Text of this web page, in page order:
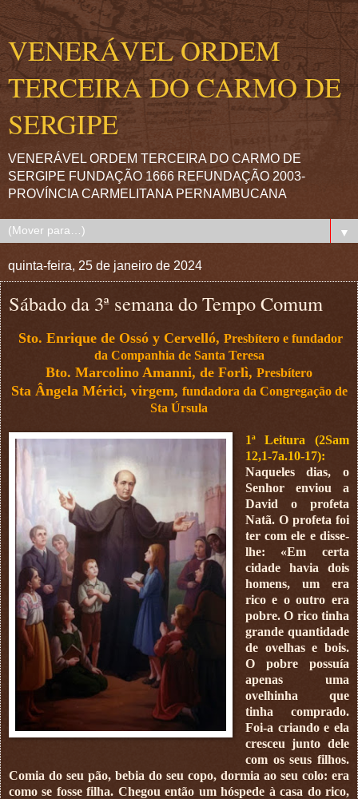
VENERÁVEL ORDEM
TERCEIRA DO CARMO DE
SERGIPE
VENERÁVEL ORDEM TERCEIRA DO CARMO DE
SERGIPE FUNDAÇÃO 1666 REFUNDAÇÃO 2003-
PROVÍNCIA CARMELITANA PERNAMBUCANA
▼
quinta-feira, 25 de janeiro de 2024
Sábado da 3ª semana do Tempo Comum
Sto. Enrique de Ossó y Cervelló, Presbítero e fundador
da Companhia de Santa Teresa
Bto. Marcolino Amanni, de Forlì, Presbítero
Sta Ângela Mérici, virgem, fundadora da Congregação de
Sta Úrsula
1ª Leitura (2Sam
12,1-7a.10-17):
Naqueles dias, o
Senhor enviou a
David o profeta
Natã. O profeta foi
ter com ele e disse-
lhe: «Em certa
cidade havia dois
homens, um era
rico e o outro era
pobre. O rico tinha
grande quantidade
de ovelhas e bois.
O pobre possuía
apenas uma
ovelhinha que
tinha comprado.
Foi-a criando e ela
cresceu junto dele
com os seus filhos.
Comia do seu pão, bebia do seu copo, dormia ao seu colo: era
como se fosse filha. Chegou então um hóspede à casa do rico,